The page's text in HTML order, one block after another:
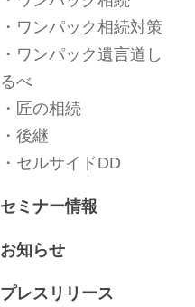
ワンパック相続対策
ワンパック遺言道し
るべ
匠の相続
後継
セルサイドDD
セミナー情報
お知らせ
プレスリリース